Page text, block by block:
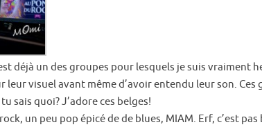
déjà un des groupes pour lesquels je suis
leur visuel avant même d’avoir entendu leur son.
sais quoi? J’adore ces belges!
un peu pop épicé de de blues, MIAM. Erf, c’est